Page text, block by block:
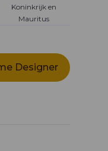
Koninkrijk en
Mauritus
Designer